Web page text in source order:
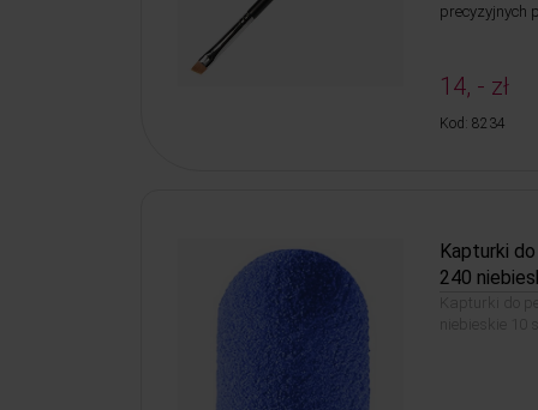
precyzyjnych
14, - zł
Kod: 8234
Kapturki
240
Kapturki do
niebieskie 10